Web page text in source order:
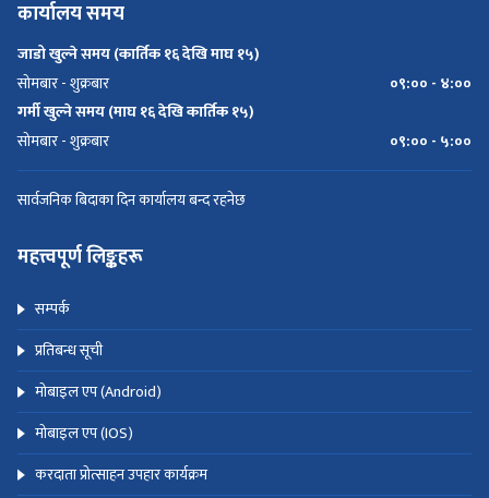
कार्यालय समय
जाडो खुल्ने समय (कार्तिक १६ देखि माघ १५)
सोमबार - शुक्रबार
०९:०० - ४:००
गर्मी खुल्ने समय (माघ १६ देखि कार्तिक १५)
सोमबार - शुक्रबार
०९:०० - ५:००
सार्वजनिक बिदाका दिन कार्यालय बन्द रहनेछ
महत्त्वपूर्ण लिङ्कहरू
सम्पर्क
प्रतिबन्ध सूची
मोबाइल एप (Android)
मोबाइल एप (IOS)
करदाता प्रोत्साहन उपहार कार्यक्रम